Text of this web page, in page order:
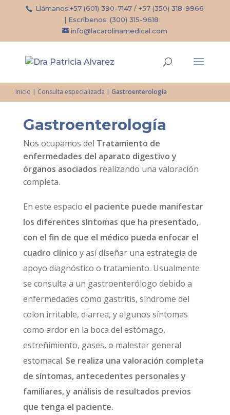
Llámanos:+57 (601) 390-7147 /+57 (350) 318-9966
| Escríbenos:(300) 315-9618
info@lacarolinamedical.com
Inicio | Consulta especializada | Gastroenterología
Gastroenterología
Nos ocupamos del Tratamiento de
enfermedades del aparato digestivo y
órganos asociados realizando una valoración
completa.
En este espacio el paciente puede manifestar
los diferentes síntomas que ha presentado,
con el fin de que el médico pueda enfocar el
cuadro clínico y así diseñar una estrategia de
apoyo diagnóstico o tratamiento. Usualmente
se consulta a un gastroenterólogo debido a
enfermedades como gastritis, síndrome del
colon irritable, diarrea, y algunos síntomas
como ardor en la boca del estómago,
estreñimiento, gases, o malestar general
estomacal. Se realiza una valoración completa
de síntomas, antecedentes personales y
familiares, y análisis de resultados previos
que tenga el paciente.